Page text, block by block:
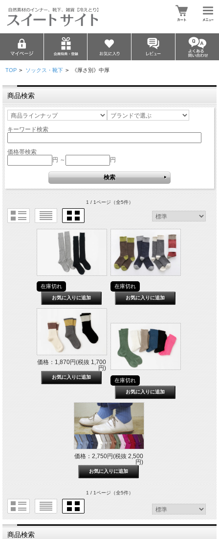
TOP > ソックス・靴下 > 《厚さ別》中厚
商品検索
キーワード検索
価格帯検索
円 ～
円
1 / 1ページ（全5件）
在庫切れ 在庫切れ
価格：1,870円(税抜 1,700
円)
在庫切れ
価格：2,750円(税抜 2,500
円)
1 / 1ページ（全5件）
商品検索